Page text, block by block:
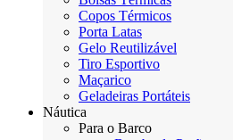
Copos Térmicos
Porta Latas
Gelo Reutilizável
Tiro Esportivo
Maçarico
Geladeiras Portáteis
Náutica
Para o Barco